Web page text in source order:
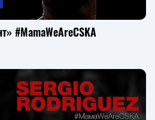
#MamaWeAreCSKA